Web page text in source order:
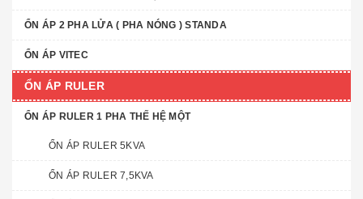
ỔN ÁP 2 PHA LỬA ( PHA NÓNG ) STANDA
ỔN ÁP VITEC
ỔN ÁP RULER
ỔN ÁP RULER 1 PHA THẾ HỆ MỘT
ỔN ÁP RULER 5KVA
ỔN ÁP RULER 7,5KVA